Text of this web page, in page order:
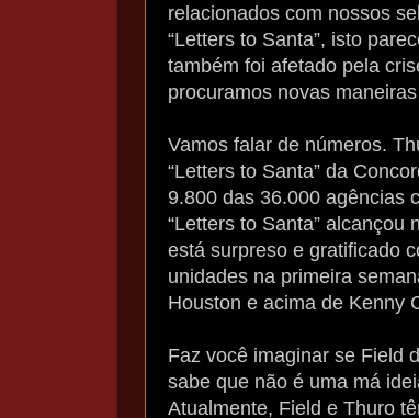
relacionados com nossos
“Letters to Santa”, isto
também foi afetado pela
procuramos novas
Vamos falar de números.
“Letters to Santa” da
9.800 das 36.000 agências
“Letters to Santa”
está surpreso e gratificado
unidades na primeira
Houston e acima de Kenny
Faz você imaginar se Field
sabe que não é uma má
Atualmente, Field e Thuro